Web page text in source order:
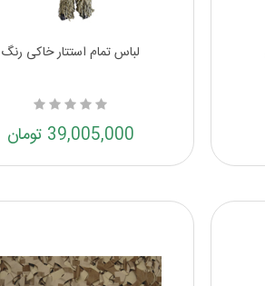
لباس تمام استتار خاکی رنگ
39,005,000 تومان